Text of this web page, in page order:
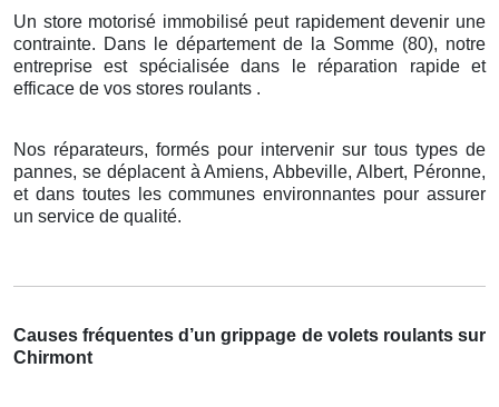
Un store motorisé immobilisé peut rapidement devenir une
contrainte. Dans le département de la Somme (80), notre
entreprise est spécialisée dans le réparation rapide et
efficace de vos stores roulants .
Nos réparateurs, formés pour intervenir sur tous types de
pannes, se déplacent à Amiens, Abbeville, Albert, Péronne,
et dans toutes les communes environnantes pour assurer
un service de qualité.
Causes fréquentes d’un grippage de volets roulants sur
Chirmont